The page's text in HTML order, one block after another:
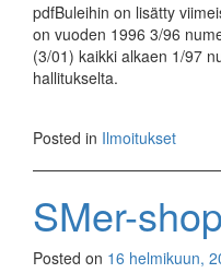
pdfBuleihin on lisätty
on vuoden 1996 3/96
(3/01) kaikki alkaen 1/97
hallitukselta.
Posted in Ilmoitukset
SMer-
Posted on 16 helmikuun,